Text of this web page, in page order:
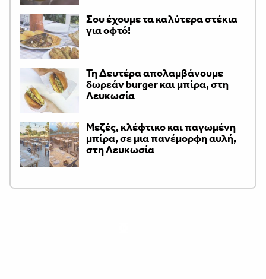
Σου έχουμε τα καλύτερα στέκια
για οφτό!
Τη Δευτέρα απολαμβάνουμε
δωρεάν burger και μπίρα, στη
Λευκωσία
Μεζές, κλέφτικο και παγωμένη
μπίρα, σε μια πανέμορφη αυλή,
στη Λευκωσία